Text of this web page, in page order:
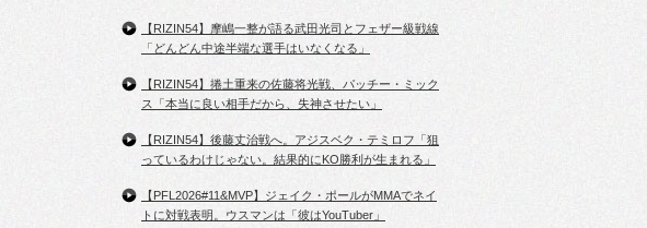
【RIZIN54】摩嶋一整が語る武田光司とフェザー級戦線
「どんどん中途半端な選手はいなくなる」
【RIZIN54】捲土重来の佐藤将光戦、パッチー・ミック
ス「本当に良い相手だから、失神させたい」
【RIZIN54】後藤丈治戦へ。アジスベク・テミロフ「狙
っているわけじゃない。結果的にKO勝利が生まれる」
【PFL2026#11&MVP】ジェイク・ポールがMMAでネイ
トに対戦表明。ウスマンは「彼はYouTuber」